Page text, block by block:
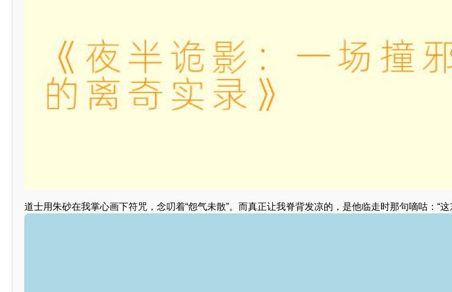
道士用朱砂在我掌心画下符咒，念叨着“怨气未散”。而真正让我脊背发凉的，是他临走时那句嘀咕：“